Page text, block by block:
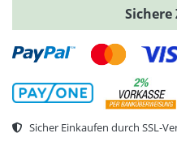
Sicher Einkaufen durch SSL-